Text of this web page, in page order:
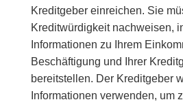
Kreditgeber einreichen. Sie
Kreditwürdigkeit nachweisen,
Informationen zu Ihrem
Beschäftigung und Ihrer
bereitstellen. Der Kreditgeber
Informationen verwenden, um